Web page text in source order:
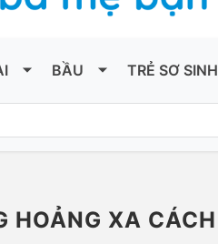
BẦU TRẺ SƠ SINH
HOẢNG XA CÁCH